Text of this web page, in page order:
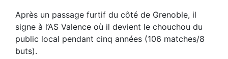
Après un passage furtif du côté de Grenoble, il
signe à l’AS Valence où il devient le chouchou du
public local pendant cinq années (106 matches/8
buts).